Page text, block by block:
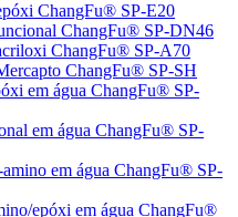
ChangFu® SP-E20
ChangFu® SP-DN46
ChangFu® SP-A70
ChangFu® SP-SH
em água ChangFu® SP-
em água ChangFu® SP-
em água ChangFu® SP-
epóxi em água ChangFu®